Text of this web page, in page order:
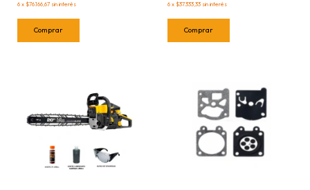
6 x $76.166,67 sin interés
6 x $37.333,33 sin interés